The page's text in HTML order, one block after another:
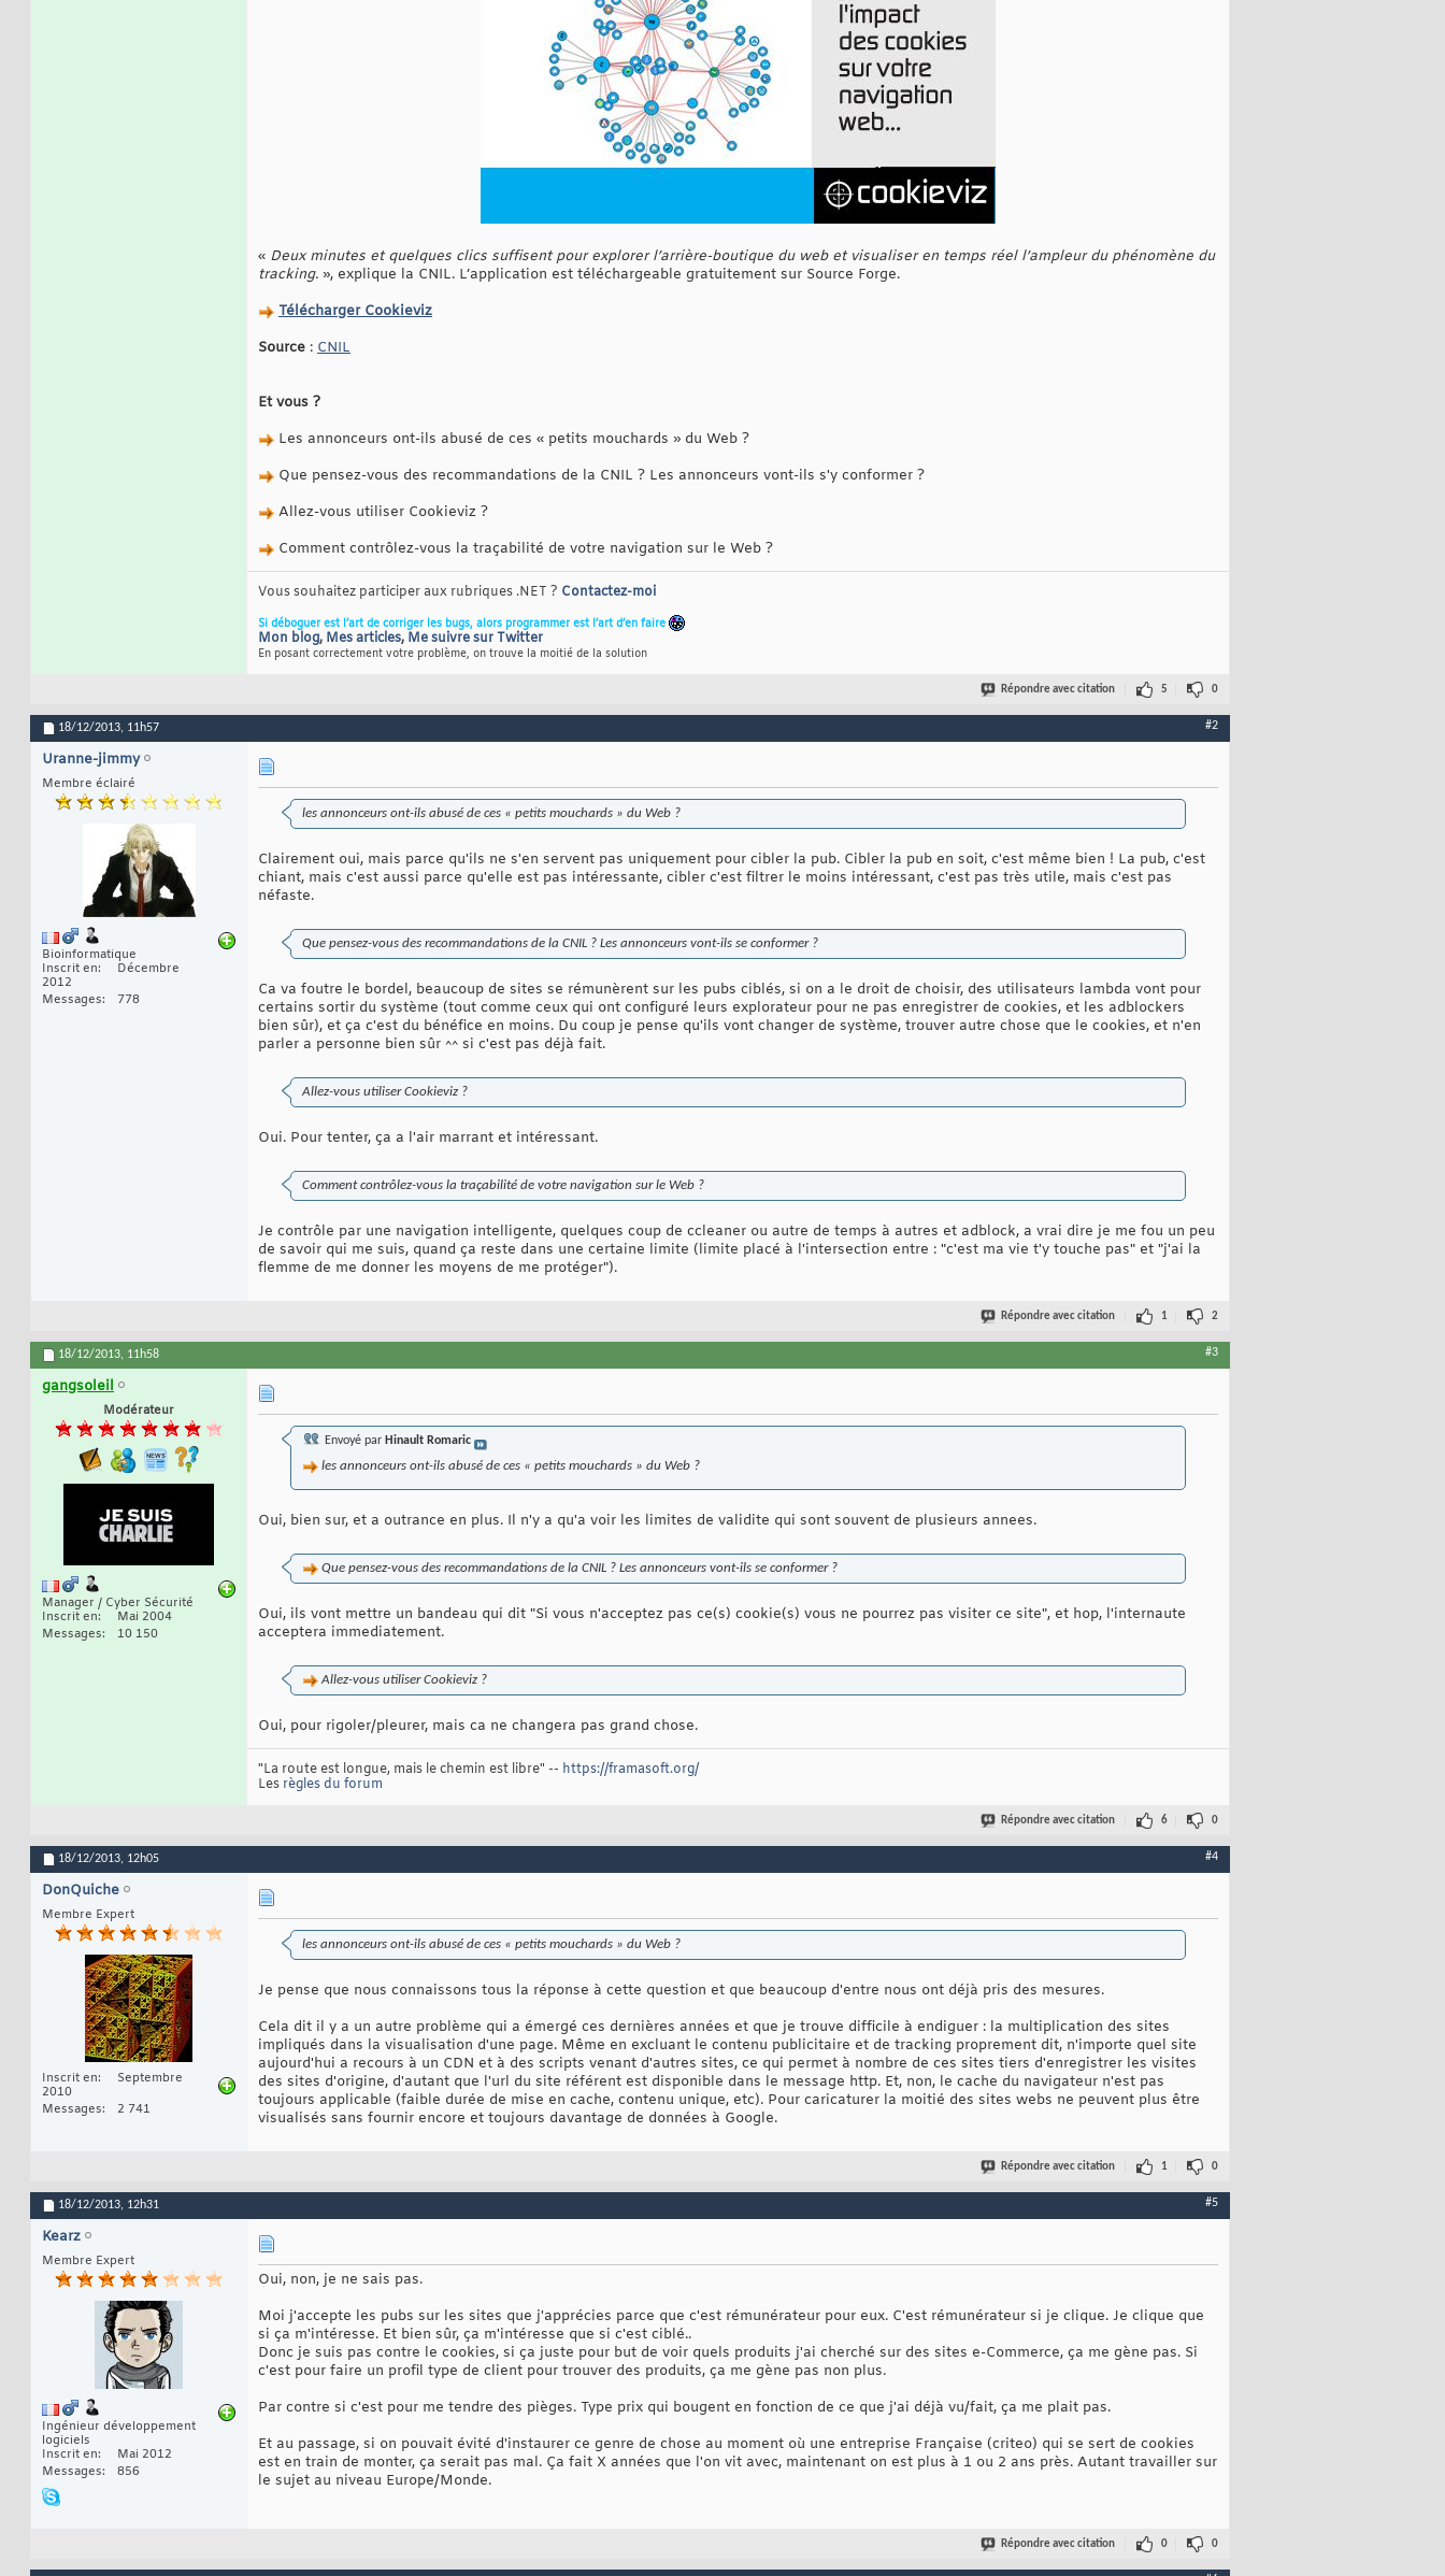
« Deux minutes et quelques clics suffisent pour explorer l’arrière-boutique du web et visualiser en temps réel l’ampleur du phénomène du
tracking. », explique la CNIL. L’application est téléchargeable gratuitement sur Source Forge.
Télécharger Cookieviz
Source : CNIL
Et vous ?
Les annonceurs ont-ils abusé de ces « petits mouchards » du Web ?
Que pensez-vous des recommandations de la CNIL ? Les annonceurs vont-ils s'y conformer ?
Allez-vous utiliser Cookieviz ?
Comment contrôlez-vous la traçabilité de votre navigation sur le Web ?
Vous souhaitez participer aux rubriques .NET ? Contactez-moi
Si déboguer est l’art de corriger les bugs, alors programmer est l’art d’en faire
Mon blog, Mes articles, Me suivre sur Twitter
En posant correctement votre problème, on trouve la moitié de la solution
Répondre avec citation 5 0
18/12/2013, 11h57 #2
Uranne-jimmy
Membre éclairé
Bioinformatique
Inscrit en
Décembre
2012
Messages
778
les annonceurs ont-ils abusé de ces « petits mouchards » du Web ?
Clairement oui, mais parce qu'ils ne s'en servent pas uniquement pour cibler la pub. Cibler la pub en soit, c'est même bien ! La pub, c'est
chiant, mais c'est aussi parce qu'elle est pas intéressante, cibler c'est filtrer le moins intéressant, c'est pas très utile, mais c'est pas
néfaste.
Que pensez-vous des recommandations de la CNIL ? Les annonceurs vont-ils se conformer ?
Ca va foutre le bordel, beaucoup de sites se rémunèrent sur les pubs ciblés, si on a le droit de choisir, des utilisateurs lambda vont pour
certains sortir du système (tout comme ceux qui ont configuré leurs explorateur pour ne pas enregistrer de cookies, et les adblockers
bien sûr), et ça c'est du bénéfice en moins. Du coup je pense qu'ils vont changer de système, trouver autre chose que le cookies, et n'en
parler a personne bien sûr ^^ si c'est pas déjà fait.
Allez-vous utiliser Cookieviz ?
Oui. Pour tenter, ça a l'air marrant et intéressant.
Comment contrôlez-vous la traçabilité de votre navigation sur le Web ?
Je contrôle par une navigation intelligente, quelques coup de ccleaner ou autre de temps à autres et adblock, a vrai dire je me fou un peu
de savoir qui me suis, quand ça reste dans une certaine limite (limite placé à l'intersection entre : "c'est ma vie t'y touche pas" et "j'ai la
flemme de me donner les moyens de me protéger").
Répondre avec citation 1 2
18/12/2013, 11h58 #3
gangsoleil
Modérateur
Manager / Cyber Sécurité
Inscrit en
Mai 2004
Messages
10 150
Envoyé par Hinault Romaric
les annonceurs ont-ils abusé de ces « petits mouchards » du Web ?
Oui, bien sur, et a outrance en plus. Il n'y a qu'a voir les limites de validite qui sont souvent de plusieurs annees.
Que pensez-vous des recommandations de la CNIL ? Les annonceurs vont-ils se conformer ?
Oui, ils vont mettre un bandeau qui dit "Si vous n'acceptez pas ce(s) cookie(s) vous ne pourrez pas visiter ce site", et hop, l'internaute
acceptera immediatement.
Allez-vous utiliser Cookieviz ?
Oui, pour rigoler/pleurer, mais ca ne changera pas grand chose.
"La route est longue, mais le chemin est libre" -- https://framasoft.org/
Les règles du forum
Répondre avec citation 6 0
18/12/2013, 12h05 #4
DonQuiche
Membre Expert
Inscrit en
Septembre
2010
Messages
2 741
les annonceurs ont-ils abusé de ces « petits mouchards » du Web ?
Je pense que nous connaissons tous la réponse à cette question et que beaucoup d'entre nous ont déjà pris des mesures.
Cela dit il y a un autre problème qui a émergé ces dernières années et que je trouve difficile à endiguer : la multiplication des sites
impliqués dans la visualisation d'une page. Même en excluant le contenu publicitaire et de tracking proprement dit, n'importe quel site
aujourd'hui a recours à un CDN et à des scripts venant d'autres sites, ce qui permet à nombre de ces sites tiers d'enregistrer les visites
des sites d'origine, d'autant que l'url du site référent est disponible dans le message http. Et, non, le cache du navigateur n'est pas
toujours applicable (faible durée de mise en cache, contenu unique, etc). Pour caricaturer la moitié des sites webs ne peuvent plus être
visualisés sans fournir encore et toujours davantage de données à Google.
Répondre avec citation 1 0
18/12/2013, 12h31 #5
Kearz
Membre Expert
Ingénieur développement
logiciels
Inscrit en
Mai 2012
Messages
856
Oui, non, je ne sais pas.
Moi j'accepte les pubs sur les sites que j'apprécies parce que c'est rémunérateur pour eux. C'est rémunérateur si je clique. Je clique que
si ça m'intéresse. Et bien sûr, ça m'intéresse que si c'est ciblé..
Donc je suis pas contre le cookies, si ça juste pour but de voir quels produits j'ai cherché sur des sites e-Commerce, ça me gène pas. Si
c'est pour faire un profil type de client pour trouver des produits, ça me gène pas non plus.
Par contre si c'est pour me tendre des pièges. Type prix qui bougent en fonction de ce que j'ai déjà vu/fait, ça me plait pas.
Et au passage, si on pouvait évité d'instaurer ce genre de chose au moment où une entreprise Française (criteo) qui se sert de cookies
est en train de monter, ça serait pas mal. Ça fait X années que l'on vit avec, maintenant on est plus à 1 ou 2 ans près. Autant travailler sur
le sujet au niveau Europe/Monde.
Répondre avec citation 0 0